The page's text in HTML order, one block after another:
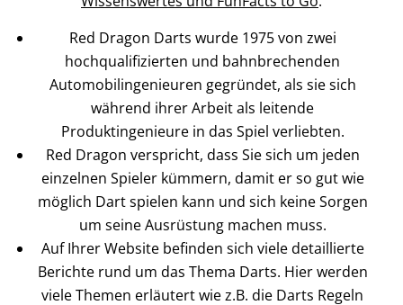
Red Dragon Darts wurde 1975 von zwei
hochqualifizierten und bahnbrechenden
Automobilingenieuren gegründet, als sie sich
während ihrer Arbeit als leitende
Produktingenieure in das Spiel verliebten.
Red Dragon verspricht, dass Sie sich um jeden
einzelnen Spieler kümmern, damit er so gut wie
möglich Dart spielen kann und sich keine Sorgen
um seine Ausrüstung machen muss.
Auf Ihrer Website befinden sich viele detaillierte
Berichte rund um das Thema Darts. Hier werden
viele Themen erläutert wie z.B. die Darts Regeln